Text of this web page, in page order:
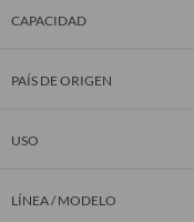
CAPACIDAD
PAÍS DE ORIGEN
USO
LÍNEA / MODELO